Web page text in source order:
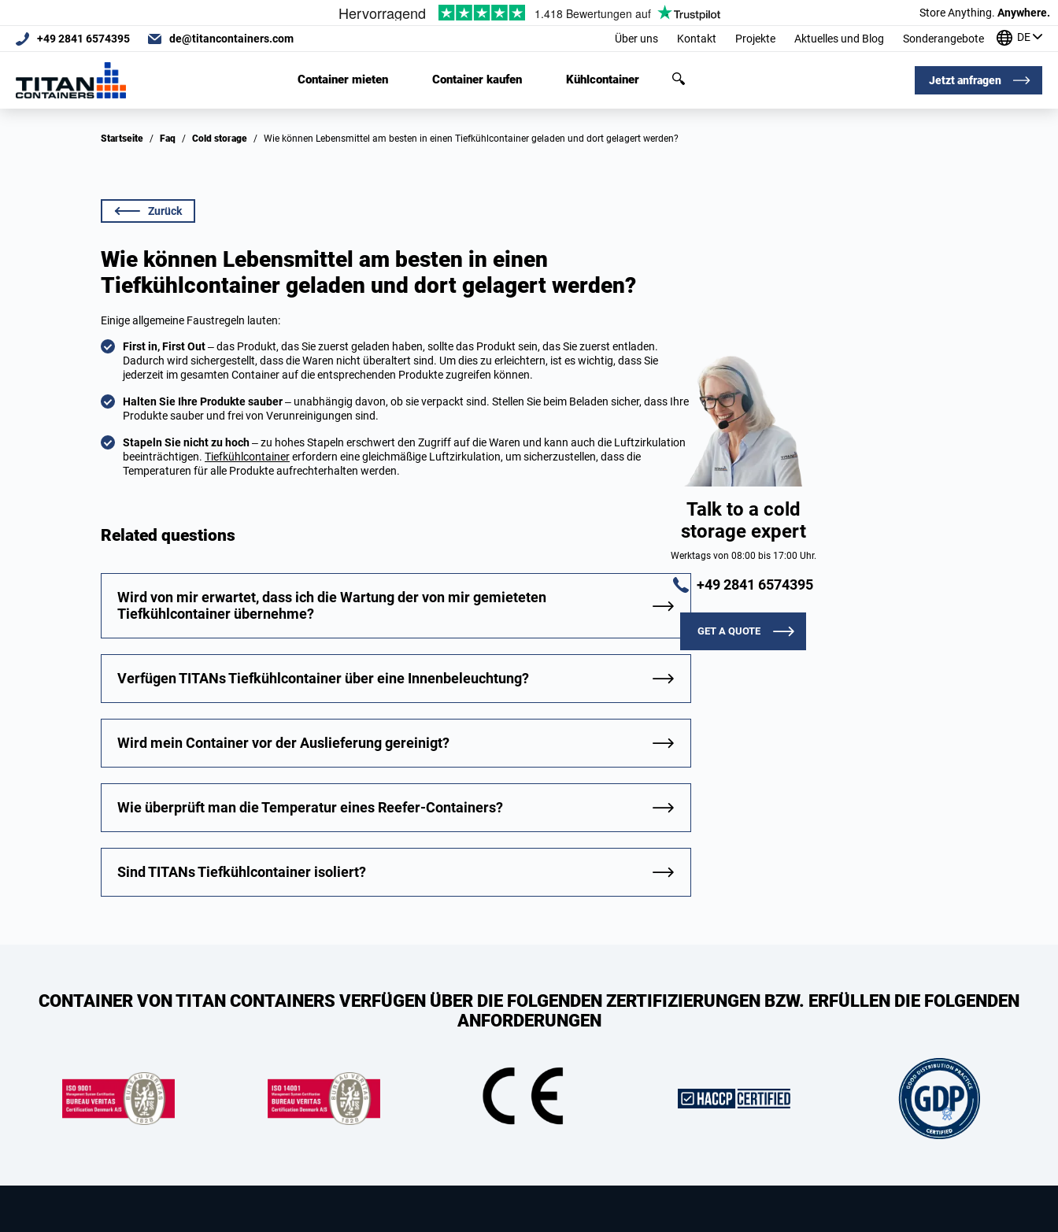
Store Anything. Anywhere.
+49 2841 6574395 de@titancontainers.com Über uns Kontakt Projekte Aktuelles und Blog Sonderangebote DE
Container mieten Container kaufen Kühlcontainer Jetzt anfragen
Startseite / Faq / Cold storage / Wie können Lebensmittel am besten in einen Tiefkühlcontainer geladen und dort gelagert werden?
Zurück
Wie können Lebensmittel am besten in einen
Tiefkühlcontainer geladen und dort gelagert werden?
Einige allgemeine Faustregeln lauten:
First in, First Out– das Produkt, das Sie zuerst geladen haben, sollte das Produkt sein, das Sie zuerst entladen.
Dadurch wird sichergestellt, dass die Waren nicht überaltert sind. Um dies zu erleichtern, ist es wichtig, dass Sie
jederzeit im gesamten Container auf die entsprechenden Produkte zugreifen können.
Halten Sie Ihre Produkte sauber– unabhängig davon, ob sie verpackt sind. Stellen Sie beim Beladen sicher, dass Ihre
Produkte sauber und frei von Verunreinigungen sind.
Stapeln Sie nicht zu hoch– zu hohes Stapeln erschwert den Zugriff auf die Waren und kann auch die Luftzirkulation
beeinträchtigen. Tiefkühlcontainererfordern eine gleichmäßige Luftzirkulation, um sicherzustellen, dass die
Temperaturen für alle Produkte aufrechterhalten werden.
Related questions
Wird von mir erwartet, dass ich die Wartung der von mir gemieteten
Tiefkühlcontainer übernehme?
Verfügen TITANs Tiefkühlcontainer über eine Innenbeleuchtung?
Wird mein Container vor der Auslieferung gereinigt?
Wie überprüft man die Temperatur eines Reefer-Containers?
Sind TITANs Tiefkühlcontainer isoliert?
Talk to a cold
storage expert
Werktags von 08:00 bis 17:00 Uhr.
+49 2841 6574395
GET A QUOTE
CONTAINER VON TITAN CONTAINERS VERFÜGEN ÜBER DIE FOLGENDEN ZERTIFIZIERUNGEN BZW. ERFÜLLEN DIE FOLGENDEN
ANFORDERUNGEN